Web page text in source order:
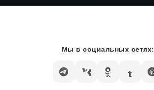
Мы в социальных сетях: